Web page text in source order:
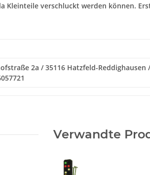
Kleinteile verschluckt werden können.
2a / 35116 Hatzfeld-Reddighausen
Verwandte